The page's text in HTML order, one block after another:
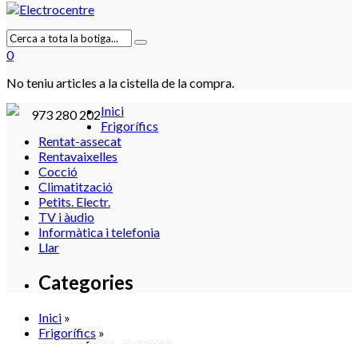
0
No teniu articles a la cistella de la compra.
973 280 202Inici
Frigorífics
Rentat-assecat
Rentavaixelles
Cocció
Climatització
Petits. Electr.
TV i àudio
Informàtica i telefonia
Llar
Categories
Inici »
Frigorífics »